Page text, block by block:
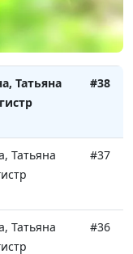
Татьяна
#39
Татьяна
#38
Татьяна
#37
Татьяна
#36